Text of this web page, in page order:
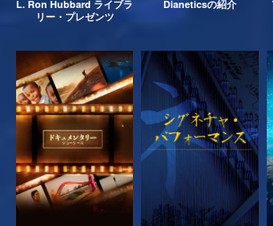
L. Ron Hubbard ライブラ
リー・ プレゼンツ
Dianeticsの紹介